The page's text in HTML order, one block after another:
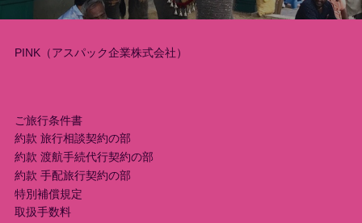
ゲ
ー
ョ
ン
PINK（アスパック企業株式会社）
ご旅行条件書
約款 旅行相談契約の部
約款 渡航手続代行契約の部
約款 手配旅行契約の部
特別補償規定
取扱手数料